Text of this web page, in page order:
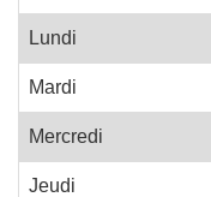
Lundi
Mardi
Mercredi
Jeudi